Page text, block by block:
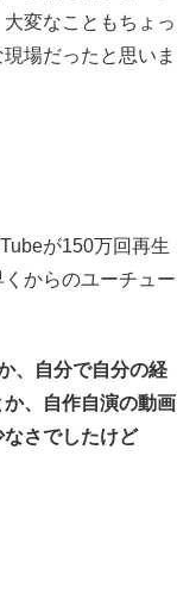
大変なこともちょっ
場だったと思いま
が150万回再生
からのユーチュー
、自分で自分の経
、自作自演の動画
さでしたけど